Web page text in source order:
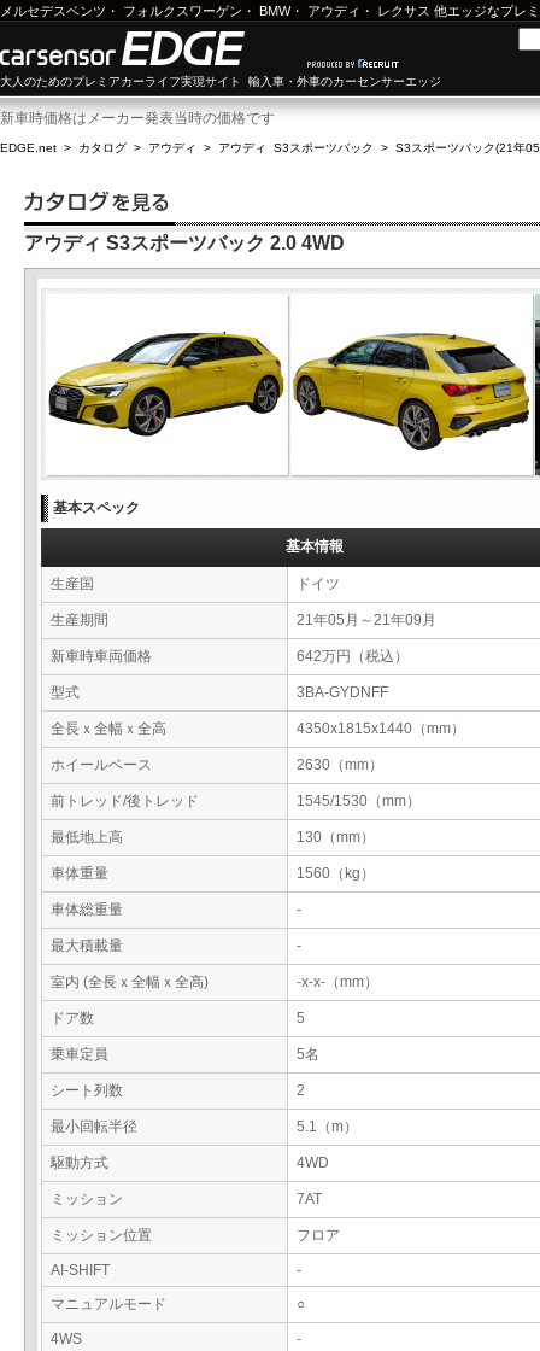
メルセデスベンツ ・ フォルクスワーゲン ・ BMW・ アウディ ・ レクサス 他エッジなプレ
大人のためのプレミアカーライフ実現サイト 輸入車・外車のカーセンサーエッジ
新車時価格はメーカー発表当時の価格です
EDGE.net > カタログ > アウディ > アウディ S3スポーツバック > S3スポーツバック(21年
アウディ S3スポーツバック 2.0 4WD
基本スペック
基本情報
生産国 ドイツ
生産期間 21年05月～21年09月
新車時車両価格 642万円（税込）
型式 3BA-GYDNFF
全長ｘ全幅ｘ全高 4350x1815x1440（mm）
ホイールベース 2630（mm）
前トレッド/後トレッド 1545/1530（mm）
最低地上高 130（mm）
車体重量 1560（kg）
車体総重量 -
最大積載量 -
室内 (全長ｘ全幅ｘ全高) -x-x-（mm）
ドア数 5
乗車定員 5名
シート列数 2
最小回転半径 5.1（m）
駆動方式 4WD
ミッション 7AT
ミッション位置 フロア
AI-SHIFT
-
マニュアルモード
○
4WS
-